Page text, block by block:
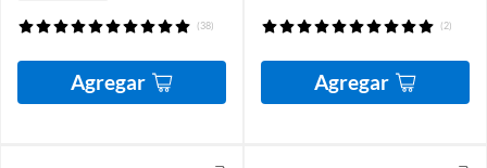
(38)
Agregar
(2)
Agregar